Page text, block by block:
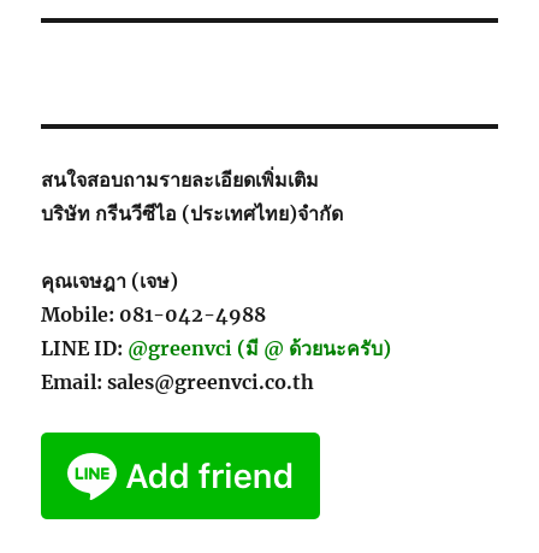
สนใจสอบถามรายละเอียดเพิ่มเติม
บริษัท กรีนวีซีไอ (ประเทศไทย)จำกัด
คุณเจษฎา (เจษ)
Mobile: 081-042-4988
LINE ID: @greenvci (มี @ ด้วยนะครับ)
Email: sales@greenvci.co.th